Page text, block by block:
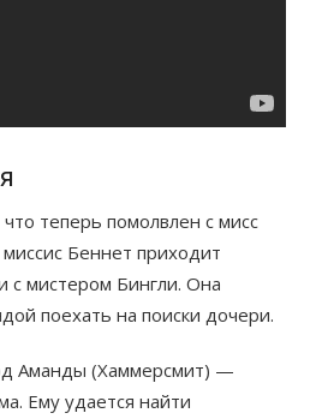
теперь помолвлен с мисс
Беннет приходит
с мистером Бингли. Она
поехать на поиски дочери.
Аманды (Хаммерсмит) —
Ему удается найти